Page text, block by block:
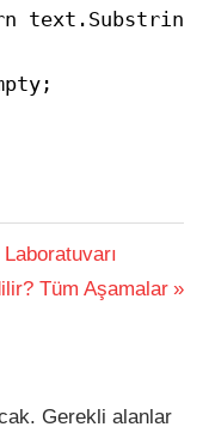
Tüm Aşamalar
Gerekli alanlar